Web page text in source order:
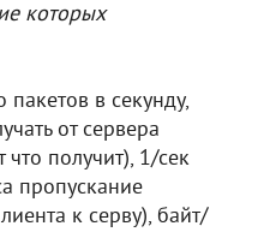
которых
пакетов в секунду,
от сервера
получит), 1/сек
пропускание
к серву), байт/